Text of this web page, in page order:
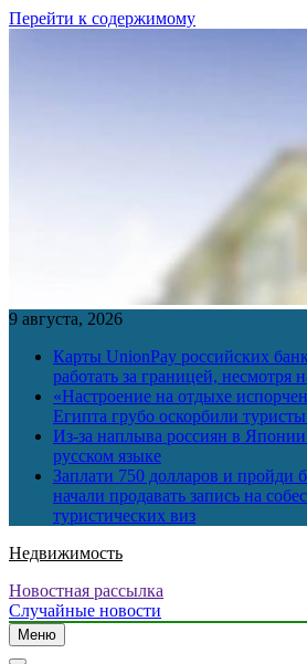
Перейти к содержимому
9 августа, 2026
Карты UnionPay российских
работать за границей, несмотря
«Настроение на отдыхе
Египта грубо оскорбили
Из-за наплыва россиян в
русском языке
Заплати 750 долларов и пройди
начали продавать запись на
туристических виз
Недвижимость
Новостная рассылка
Случайные новости
Меню